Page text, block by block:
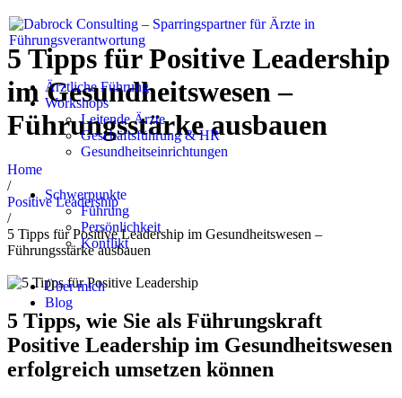
Ärztliche Führung
Workshops
Leitende Ärzte
Geschäftsführung & HR
Gesundheitseinrichtungen
Schwerpunkte
Führung
Persönlichkeit
Konflikt
Über mich
Blog
5 Tipps für Positive Leadership
im Gesundheitswesen –
Führungsstärke ausbauen
Home
/
Positive Leadership
/
5 Tipps für Positive Leadership im Gesundheitswesen –
Führungsstärke ausbauen
5 Tipps, wie Sie als Führungskraft
Positive Leadership im Gesundheitswesen
erfolgreich umsetzen können